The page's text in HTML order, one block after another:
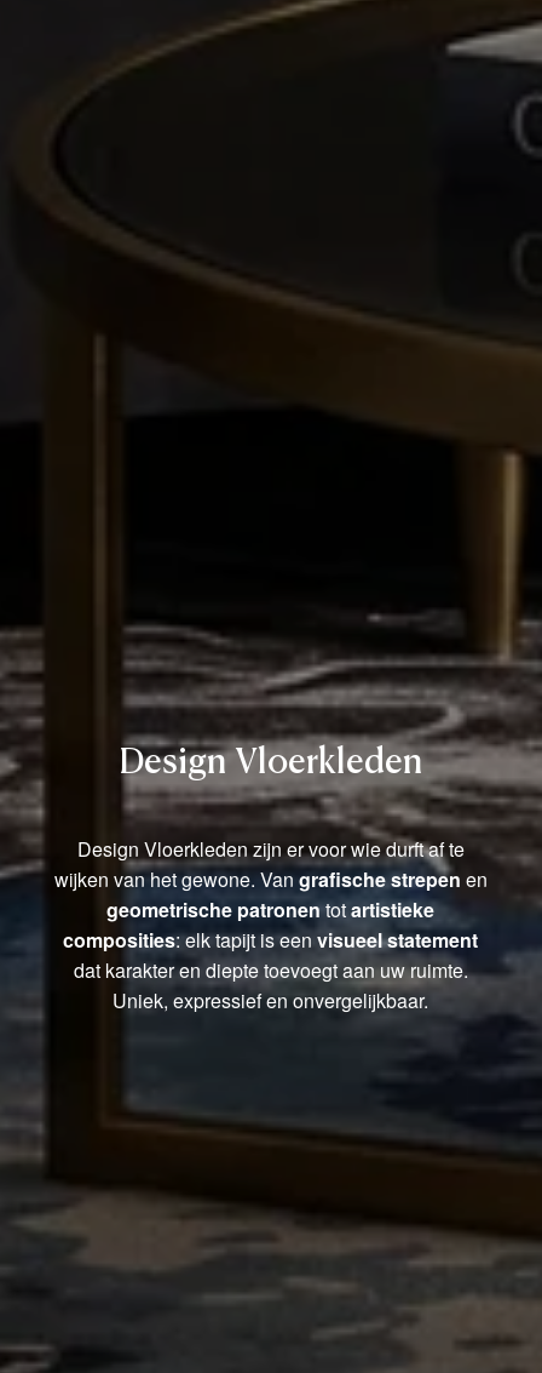
Design Vloerkleden
Design Vloerkleden zijn er voor wie durft af te
wijken van het gewone. Vangrafische strepen en
geometrische patronentotartistieke
composities: elk tapijt is eenvisueel statement
dat karakter en diepte toevoegt aan uw ruimte.
Uniek, expressief en onvergelijkbaar.